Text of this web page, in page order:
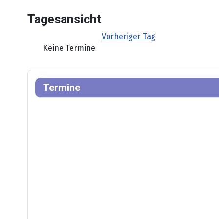
Tagesansicht
Vorheriger Tag
Keine Termine
Termine